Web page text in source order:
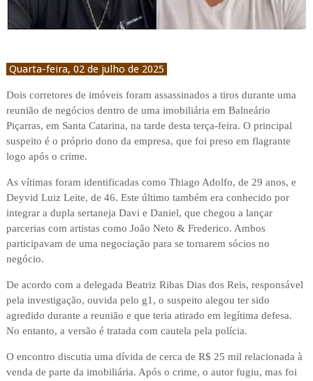
Quarta-feira, 02 de julho de 2025
Dois corretores de imóveis foram assassinados a tiros durante uma
reunião de negócios dentro de uma imobiliária em Balneário
Piçarras, em Santa Catarina, na tarde desta terça-feira. O principal
suspeito é o próprio dono da empresa, que foi preso em flagrante
logo após o crime.
As vítimas foram identificadas como Thiago Adolfo, de 29 anos, e
Deyvid Luiz Leite, de 46. Este último também era conhecido por
integrar a dupla sertaneja Davi e Daniel, que chegou a lançar
parcerias com artistas como João Neto & Frederico. Ambos
participavam de uma negociação para se tornarem sócios no
negócio.
De acordo com a delegada Beatriz Ribas Dias dos Reis, responsável
pela investigação, ouvida pelo g1, o suspeito alegou ter sido
agredido durante a reunião e que teria atirado em legítima defesa.
No entanto, a versão é tratada com cautela pela polícia.
O encontro discutia uma dívida de cerca de R$ 25 mil relacionada à
venda de parte da imobiliária. Após o crime, o autor fugiu, mas foi